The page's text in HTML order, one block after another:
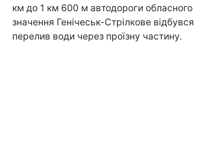
км до 1 км 600 м автодороги обласного
значення Генічеськ-Стрілкове відбувся
перелив води через проїзну частину.